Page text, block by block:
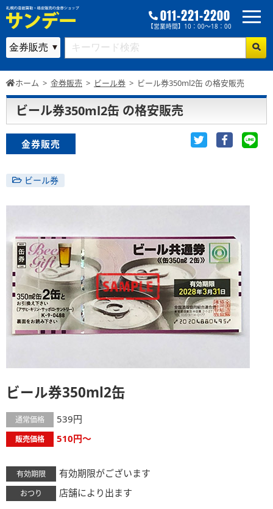
011-221-2200
【営業時間】10：00～18：00
ホーム > 金券販売 > ビール券 > ビール券350ml2缶 の格安販売
ビール券350ml2缶 の格安販売
金券販売
ビール券
ビール券350ml2缶
通常価格 539円
販売価格 510円～
有効期限 有効期限がございます
おつり 店舗により出ます